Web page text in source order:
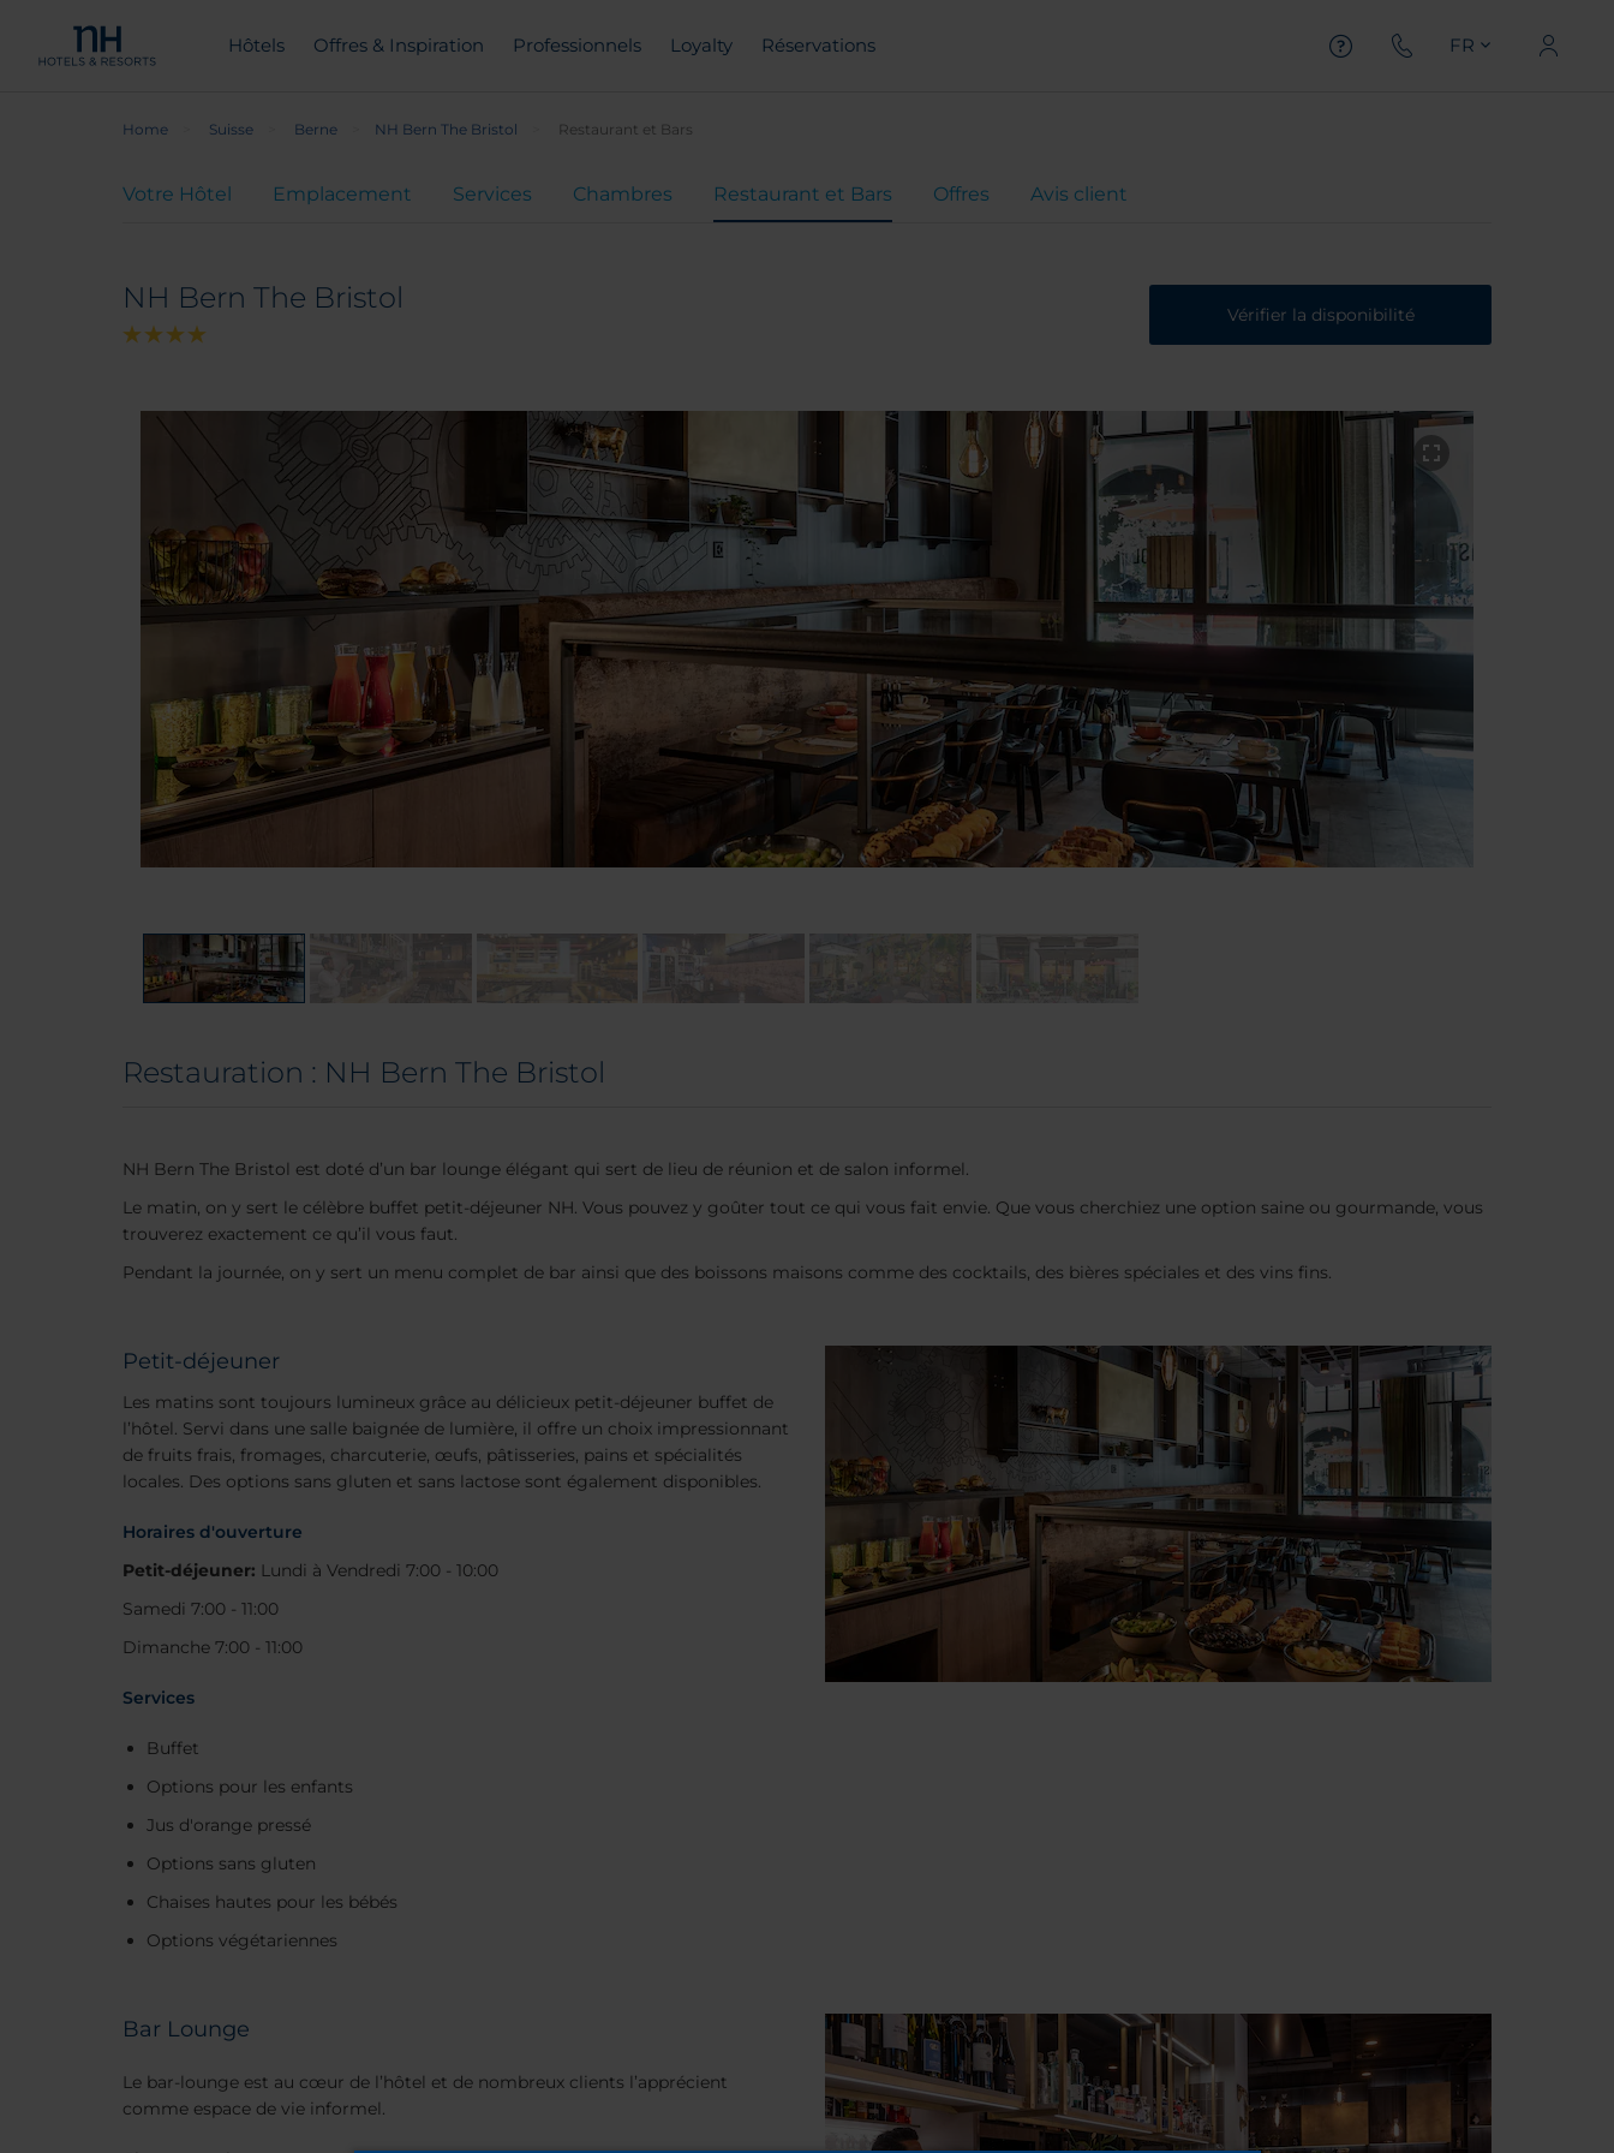
Hôtels Offres & Inspiration Professionnels Loyalty Réservations FR
Home Suisse Berne NH Bern The Bristol Restaurant et Bars
Votre Hôtel Emplacement Services Chambres Restaurant et Bars Offres Avis client
NH Bern The Bristol Vérifier la disponibilité
Restauration : NH Bern The Bristol
NH Bern The Bristol est doté d’un bar lounge élégant qui sert de lieu de réunion et de salon informel.
Le matin, on y sert le célèbre buffet petit-déjeuner NH. Vous pouvez y goûter tout ce qui vous fait envie. Que vous cherchiez une option saine ou gourmande, vous
trouverez exactement ce qu’il vous faut.
Pendant la journée, on y sert un menu complet de bar ainsi que des boissons maisons comme des cocktails, des bières spéciales et des vins fins.
Petit-déjeuner
Les matins sont toujours lumineux grâce au délicieux petit-déjeuner buffet de
l’hôtel. Servi dans une salle baignée de lumière, il offre un choix impressionnant
de fruits frais, fromages, charcuterie, œufs, pâtisseries, pains et spécialités
locales. Des options sans gluten et sans lactose sont également disponibles.
Horaires d'ouverture
Petit-déjeuner: Lundi à Vendredi 7:00 - 10:00
Samedi 7:00 - 11:00
Dimanche 7:00 - 11:00
Services
Buffet
Options pour les enfants
Jus d'orange pressé
Options sans gluten
Chaises hautes pour les bébés
Options végétariennes
Bar Lounge
Le bar-lounge est au cœur de l’hôtel et de nombreux clients l’apprécient
comme espace de vie informel.